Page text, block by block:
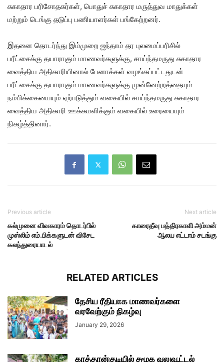
சுகாதார பரிசோதகர்கள், பொதுச் சுகாதார மருத்துவ மாதுக்கள்
மற்றும் டெங்கு தடுப்பு பணியாளர்கள் பங்கேற்றனர்.
இதனை தொடர்ந்து இம்முறை ஐந்தாம் தர புலமைப்பரிசில்
பரீட்சைக்கு தயாராகும் மாணவர்களுக்கு, சாய்ந்தமருது சுகாதார
வைத்திய அதிகாரியினால் பேனாக்கள் வழங்கப்பட்டதுடன்
பரீட்சைக்கு தயாராகும் மாணவர்களுக்கு முன்னேற்றத்தையும்
நம்பிக்கையையும் ஏற்படுத்தும் வகையில் சாய்ந்தமருது சுகாதார
வைத்திய அதிகாரி ஊக்கமளிக்கும் வகையில் உரையையும்
நிகழ்த்தினார்.
Previous article
கல்முனை விவகாரம் தொடர்பில்
முஸ்லிம் எம்.பிக்களுடன் விசேட
கலந்துரையாடல்
Next article
காரைதீவு பத்திரகாளி அம்மன்
ஆலய எட்டாம் சடங்கு
RELATED ARTICLES
தேசிய ரீதியாக மாணவர்களை
வரவேற்கும் நிகழ்வு
January 29, 2026
காத்தான்குடியில் சமூக வலுவூட்டல்